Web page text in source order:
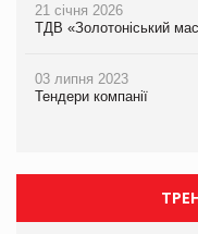
21 січня 2026
ТДВ «Золотоніський
03 липня 2023
Тендери компанії